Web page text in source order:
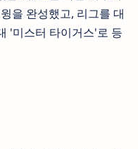
을 완성했고, 리그를 대
'미스터 타이거스'로 등